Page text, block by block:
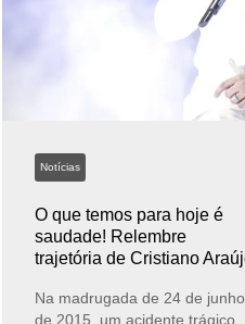
Notícias
O que temos para hoje é
saudade! Relembre
trajetória de Cristiano
Na madrugada de 24 de junho
de 2015, um acidente